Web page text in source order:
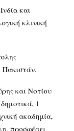
και
κλινική
Πακιστάν.
και Νοτίου
1
ακαδημία,
προσφέρει